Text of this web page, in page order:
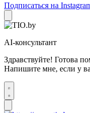
Подписаться на
AI-консультант
Здравствуйте! Готова
Напишите мне, если у